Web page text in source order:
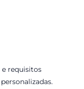
requisitos